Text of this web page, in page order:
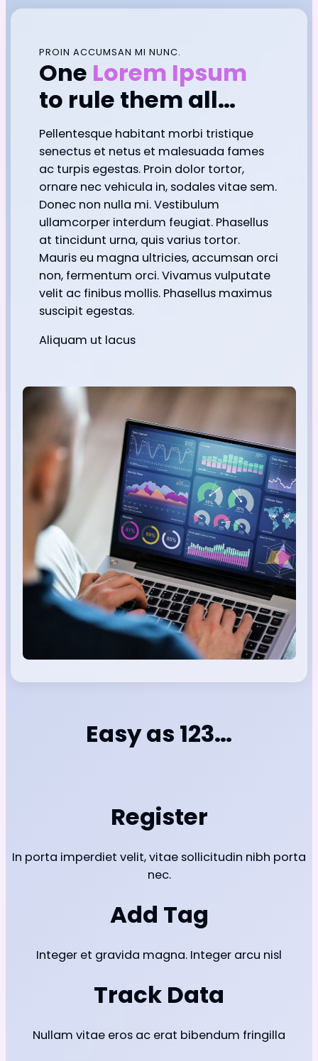
PROIN ACCUMSAN MI NUNC.
One Lorem Ipsum
to rule them all…
Pellentesque habitant morbi tristique
senectus et netus et malesuada fames
ac turpis egestas. Proin dolor tortor,
ornare nec vehicula in, sodales vitae sem.
Donec non nulla mi. Vestibulum
ullamcorper interdum feugiat. Phasellus
at tincidunt urna, quis varius tortor.
Mauris eu magna ultricies, accumsan orci
non, fermentum orci. Vivamus vulputate
velit ac finibus mollis. Phasellus maximus
suscipit egestas.
Aliquam ut lacus
Easy as 123…
Register
In porta imperdiet velit, vitae sollicitudin nibh porta
nec.
Add Tag
Integer et gravida magna. Integer arcu nisl
Track Data
Nullam vitae eros ac erat bibendum fringilla